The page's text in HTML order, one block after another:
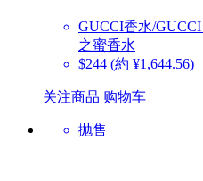
GUCCI香水/
之蜜香水
$244 (約 ¥1,644.56)
关注商品 购物车
抛售